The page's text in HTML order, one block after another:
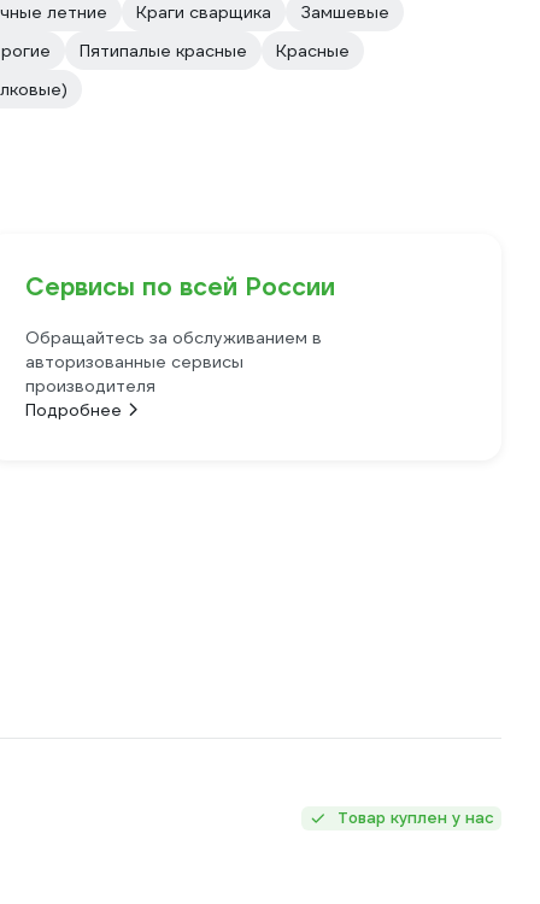
летние
Краги сварщика
Замшевые
Пятипалые красные
Красные
Сервисы по всей России
Обращайтесь за обслуживанием в
авторизованные сервисы
производителя
Подробнее
Товар куплен у нас